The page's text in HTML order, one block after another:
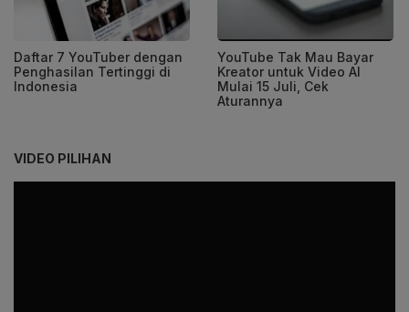
Daftar 7 YouTuber dengan
Penghasilan Tertinggi di
Indonesia
YouTube Tak Mau Bayar
Kreator untuk Video AI
Mulai 15 Juli, Cek
Aturannya
VIDEO PILIHAN